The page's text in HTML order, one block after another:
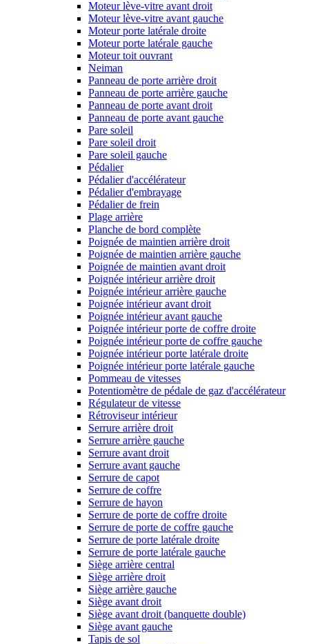
Moteur lève-vitre avant droit
Moteur lève-vitre avant gauche
Moteur porte latérale droite
Moteur porte latérale gauche
Moteur toit ouvrant
Neiman
Panneau de porte arrière droit
Panneau de porte arrière gauche
Panneau de porte avant droit
Panneau de porte avant gauche
Pare soleil
Pare soleil droit
Pare soleil gauche
Pédalier
Pédalier d'accélérateur
Pédalier d'embrayage
Pédalier de frein
Plage arrière
Planche de bord complète
Poignée de maintien arrière droit
Poignée de maintien arrière gauche
Poignée de maintien avant droit
Poignée intérieur arrière droit
Poignée intérieur arrière gauche
Poignée intérieur avant droit
Poignée intérieur avant gauche
Poignée intérieur porte de coffre droite
Poignée intérieur porte de coffre gauche
Poignée intérieur porte latérale droite
Poignée intérieur porte latérale gauche
Pommeau de vitesses
Potentiomètre de pédale de gaz d'accélérateur
Régulateur de vitesse
Rétroviseur intérieur
Serrure arrière droit
Serrure arrière gauche
Serrure avant droit
Serrure avant gauche
Serrure de capot
Serrure de coffre
Serrure de hayon
Serrure de porte de coffre droite
Serrure de porte de coffre gauche
Serrure de porte latérale droite
Serrure de porte latérale gauche
Siège arrière central
Siège arrière droit
Siège arrière gauche
Siège avant droit
Siège avant droit (banquette double)
Siège avant gauche
Tapis de sol